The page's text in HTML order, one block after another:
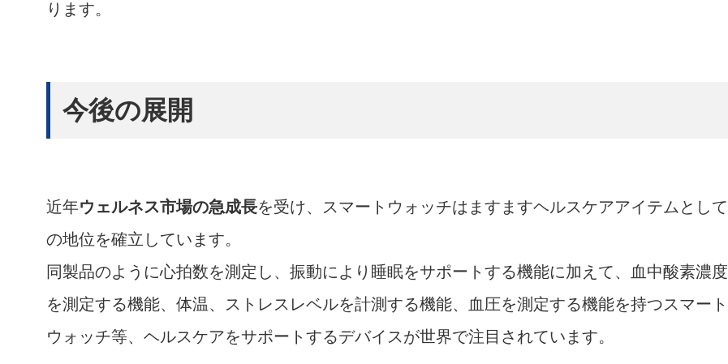
ります。
今後の展開
近年ウェルネス市場の急成長を受け、スマートウォッチはますますヘルスケアアイテムとして
の地位を確立しています。
同製品のように心拍数を測定し、振動により睡眠をサポートする機能に加えて、血中酸素濃度
を測定する機能、体温、ストレスレベルを計測する機能、血圧を測定する機能を持つスマート
ウォッチ等、ヘルスケアをサポートするデバイスが世界で注目されています。